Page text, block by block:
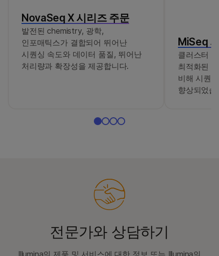
NovaSeq X 시리즈 주문
발전된 chemistry, 광학,
인포매틱스가 결합되어 뛰어난
시퀀싱 속도와 데이터 품질, 뛰어난
처리량과 확장성을 제공합니다.
MiSeq
클러스터
최적화된
비해 시퀀
향상되었습
전문가와 상담하기